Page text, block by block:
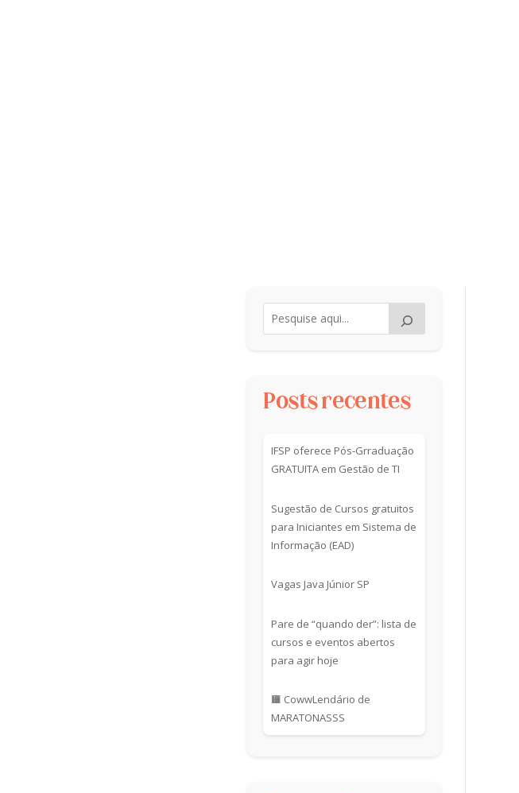
Posts recentes
IFSP oferece Pós-Grraduação
GRATUITA em Gestão de TI
Sugestão de Cursos gratuitos
para Iniciantes em Sistema de
Informação (EAD)
Vagas Java Júnior SP
Pare de “quando der”: lista de
cursos e eventos abertos
para agir hoje
🟧 CowwLendário de
MARATONASSS